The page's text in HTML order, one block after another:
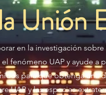
Unión
en la investigación sobre
fenómeno UAP y ayude a
para que obtenga una
UAP y las especies